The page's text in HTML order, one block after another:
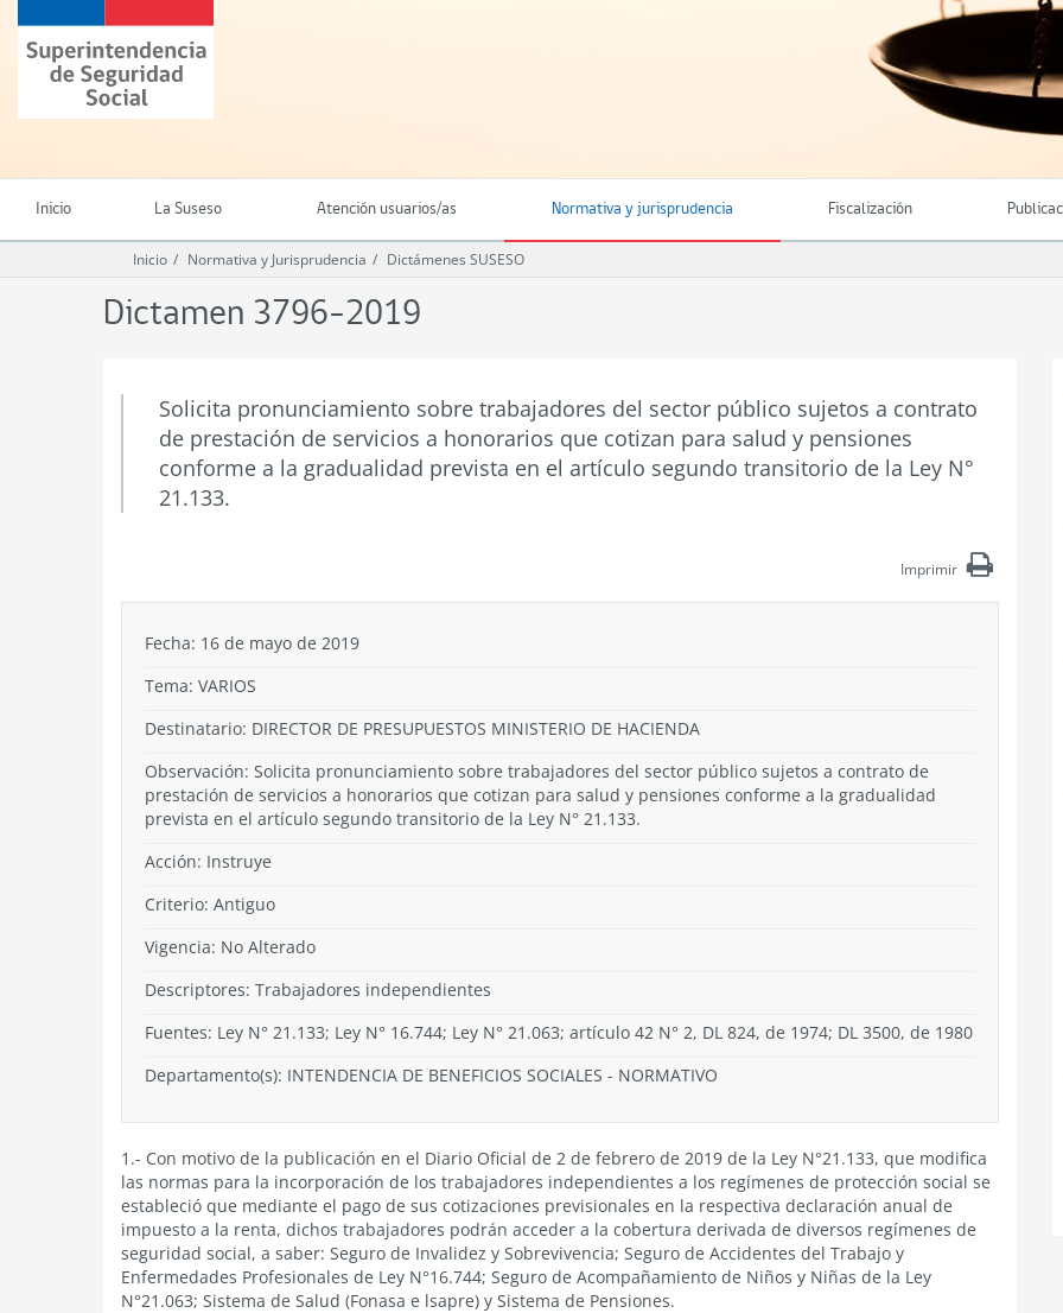
contenido
principal
Superintendencia
de
Seguridad
(SUSESO)
Chile
Inicio La Suseso Atención usuarios/as Normativa y jurisprudencia Fiscalización
Inicio Normativa y Jurisprudencia Dictámenes SUSESO
Dictamen 3796-2019
Solicita pronunciamiento sobre trabajadores del sector público sujetos a contrato
de prestación de servicios a honorarios que cotizan para salud y pensiones
conforme a la gradualidad prevista en el artículo segundo transitorio de la Ley N°
21.133.
Imprimir
Fecha: 16 de mayo de 2019
Tema: VARIOS
Destinatario: DIRECTOR DE PRESUPUESTOS MINISTERIO DE HACIENDA
Observación: Solicita pronunciamiento sobre trabajadores del sector público sujetos a contrato de
prestación de servicios a honorarios que cotizan para salud y pensiones conforme a la gradualidad
prevista en el artículo segundo transitorio de la Ley N° 21.133.
Acción: Instruye
Criterio: Antiguo
Vigencia: No Alterado
Descriptores: Trabajadores independientes
Fuentes: Ley N° 21.133; Ley N° 16.744; Ley N° 21.063; artículo 42 N° 2, DL 824, de 1974; DL 3500, de 1980
Departamento(s): INTENDENCIA DE BENEFICIOS SOCIALES - NORMATIVO
1.- Con motivo de la publicación en el Diario Oficial de 2 de febrero de 2019 de la Ley N°21.133, que modifica
las normas para la incorporación de los trabajadores independientes a los regímenes de protección social se
estableció que mediante el pago de sus cotizaciones previsionales en la respectiva declaración anual de
impuesto a la renta, dichos trabajadores podrán acceder a la cobertura derivada de diversos regímenes de
seguridad social, a saber: Seguro de Invalidez y Sobrevivencia; Seguro de Accidentes del Trabajo y
Enfermedades Profesionales de Ley N°16.744; Seguro de Acompañamiento de Niños y Niñas de la Ley
N°21.063; Sistema de Salud (Fonasa e lsapre) y Sistema de Pensiones.